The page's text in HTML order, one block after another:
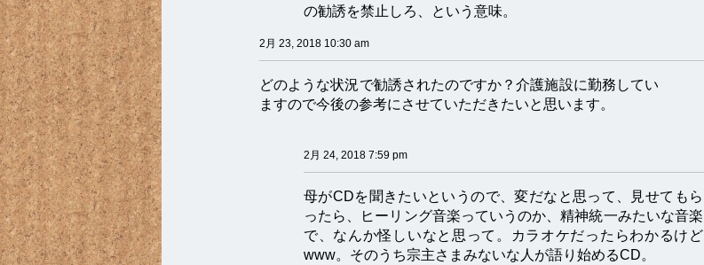
の勧誘を禁止しろ、という意味。
2月 23, 2018 10:30 am
どのような状況で勧誘されたのですか？介護施設に勤務してい
ますので今後の参考にさせていただきたいと思います。
2月 24, 2018 7:59 pm
母がCDを聞きたいというので、変だなと思って、見せてもら
ったら、ヒーリング音楽っていうのか、精神統一みたいな音楽
で、なんか怪しいなと思って。カラオケだったらわかるけど
www。そのうち宗主さまみないな人が語り始めるCD。